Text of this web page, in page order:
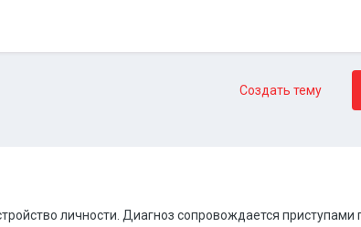
Создать тему
личности. Диагноз сопровождается